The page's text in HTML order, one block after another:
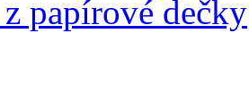
papírové dečky